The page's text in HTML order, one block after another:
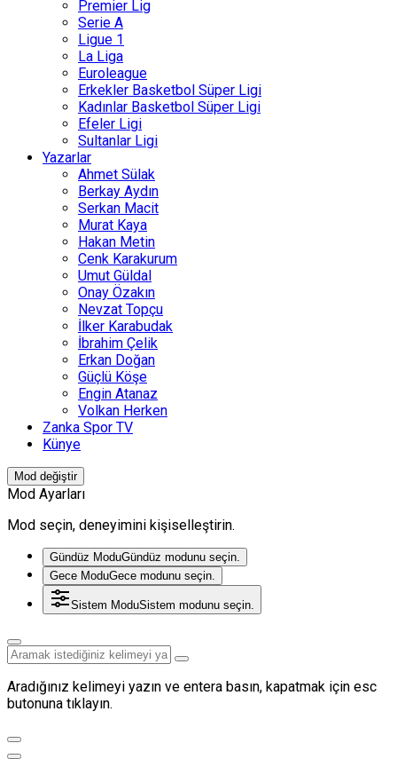
Premier Lig
Serie A
Ligue 1
La Liga
Euroleague
Erkekler Basketbol Süper Ligi
Kadınlar Basketbol Süper Ligi
Efeler Ligi
Sultanlar Ligi
Yazarlar
Ahmet Sülak
Berkay Aydın
Serkan Macit
Murat Kaya
Hakan Metin
Cenk Karakurum
Umut Güldal
Onay Özakın
Nevzat Topçu
İlker Karabudak
İbrahim Çelik
Erkan Doğan
Güçlü Köşe
Engin Atanaz
Volkan Herken
Zanka Spor TV
Künye
Mod değiştir
Mod Ayarları
Mod seçin, deneyimini kişiselleştirin.
Gündüz ModuGündüz modunu seçin.
Gece ModuGece modunu seçin.
Sistem ModuSistem modunu seçin.
Aradığınız kelimeyi yazın ve entera basın, kapatmak için esc
butonuna tıklayın.